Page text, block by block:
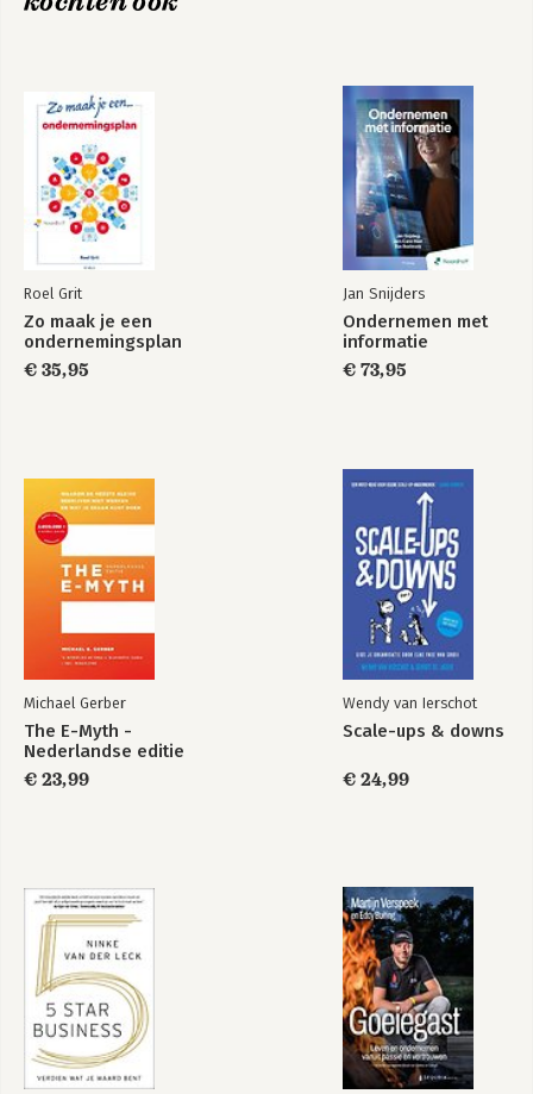
14. Blijven ondernemen
Index
Roel Grit
Zo maak je een
ondernemingsplan
€ 35,95
Jan Snijders
Ondernemen met
informatie
€ 73,95
Michael Gerber
The E-Myth -
Nederlandse editie
€ 23,99
Wendy van Ierschot
Scale-ups & downs
€ 24,99